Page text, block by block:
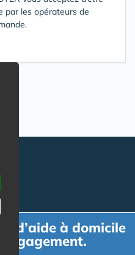
par les opérateurs de
CGU
d’aide à domicile